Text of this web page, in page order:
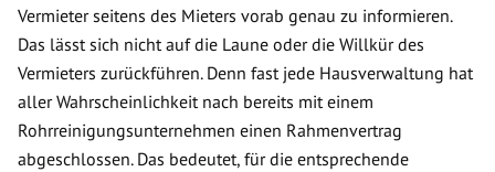
Vermieter seitens des Mieters vorab genau zu informieren.
Das lässt sich nicht auf die Laune oder die Willkür des
Vermieters zurückführen. Denn fast jede Hausverwaltung hat
aller Wahrscheinlichkeit nach bereits mit einem
Rohrreinigungsunternehmen einen Rahmenvertrag
abgeschlossen. Das bedeutet, für die entsprechende